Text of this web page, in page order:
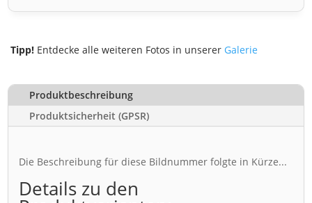
Tipp! Entdecke alle weiteren Fotos in unserer Galerie
Produktbeschreibung
Produktsicherheit (GPSR)
Die Beschreibung für diese Bildnummer folgte in Kürze...
Details zu den